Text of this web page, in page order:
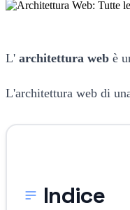
L' architettura web è
L'architettura web di
Indice